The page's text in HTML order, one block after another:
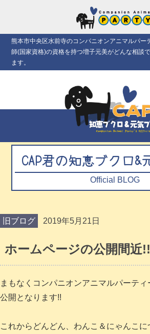
熊本市中央区水前寺のコンパニオンアニマルパー
師(国家資格)の資格を持つ増子元美がどんな相談
ます。
CAP君の知恵ブクロ&
Official BLOG
旧ブログ 2019年5月21日
ホームページの公開間近!!
まもなくコンパニオンアニマルパーテ
公開となります!!
これからどんどん、わんこ＆にゃんこ